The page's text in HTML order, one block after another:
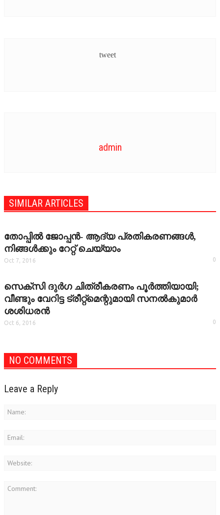
tweet
admin
SIMILAR ARTICLES
തോപ്പില്‍ ജോപ്പന്‍- ആദ്യ പ്രതികരണങ്ങള്‍,
നിങ്ങള്‍ക്കും റേറ്റ് ചെയ്യാം
Oct 7, 2016 0
സെക്‌സി ദുര്‍ഗ ചിത്രീകരണം പൂര്‍ത്തിയായി;
വീണ്ടും വേറിട്ട ട്രീറ്റ്‌മെന്റുമായി സനല്‍കുമാര്‍
ശശിധരന്‍
Oct 6, 2016 0
NO COMMENTS
Leave a Reply